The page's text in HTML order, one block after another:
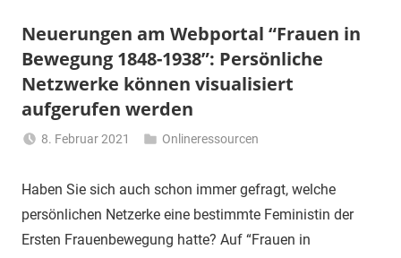
Neuerungen am Webportal “Frauen in
Bewegung 1848-1938”: Persönliche
Netzwerke können visualisiert
aufgerufen werden
8. Februar 2021
Gerhalter
Onlineressourcen
Haben Sie sich auch schon immer gefragt, welche
persönlichen Netzerke eine bestimmte Feministin der
Ersten Frauenbewegung hatte? Auf “Frauen in